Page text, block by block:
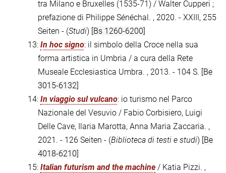
tra Milano e Bruxelles (1535-71) / Walter Cupperi ;
prefazione di Philippe Sénéchal. , 2020. - XXIII, 255
Seiten - (Studi) [Bs 1260-6200]
13: In hoc signo: il simbolo della Croce nella sua
forma artistica in Umbria / a cura della Rete
Museale Ecclesiastica Umbra. , 2013. - 104 S. [Be
3015-6132]
14: In viaggio sul vulcano: io turismo nel Parco
Nazionale del Vesuvio / Fabio Corbisiero, Luigi
Delle Cave, Ilaria Marotta, Anna Maria Zaccaria. ,
2021. - 126 Seiten - (Biblioteca di testi e studi) [Be
4018-6210]
15: Italian futurism and the machine / Katia Pizzi. ,